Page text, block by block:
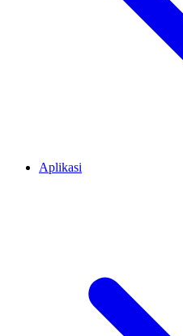
Aplikasi